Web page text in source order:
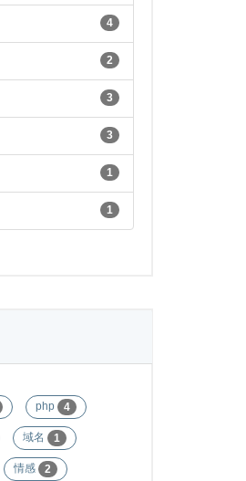
4
2
3
3
1
1
php 4
域名 1
情感 2